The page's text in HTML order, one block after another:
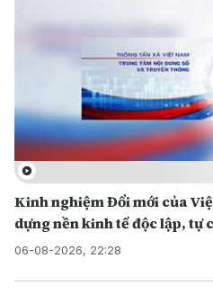
Kinh nghiệm Đổi mới của
dựng nền kinh tế độc lập, tự
06-08-2026, 22:28